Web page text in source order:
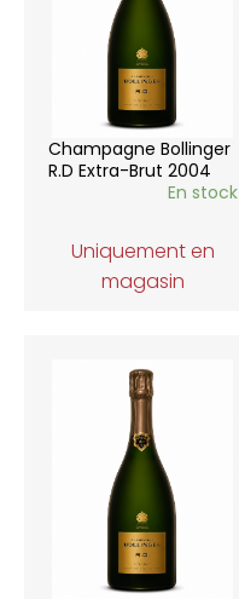
Champagne Bollinger
R.D Extra-Brut 2004
En stock
Uniquement en
magasin